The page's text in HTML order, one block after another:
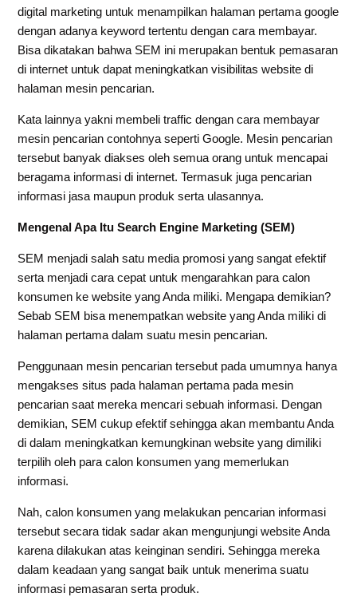
digital marketing untuk menampilkan halaman pertama google
dengan adanya keyword tertentu dengan cara membayar.
Bisa dikatakan bahwa SEM ini merupakan bentuk pemasaran
di internet untuk dapat meningkatkan visibilitas website di
halaman mesin pencarian.
Kata lainnya yakni membeli traffic dengan cara membayar
mesin pencarian contohnya seperti Google. Mesin pencarian
tersebut banyak diakses oleh semua orang untuk mencapai
beragama informasi di internet. Termasuk juga pencarian
informasi jasa maupun produk serta ulasannya.
Mengenal Apa Itu Search Engine Marketing (SEM)
SEM menjadi salah satu media promosi yang sangat efektif
serta menjadi cara cepat untuk mengarahkan para calon
konsumen ke website yang Anda miliki. Mengapa demikian?
Sebab SEM bisa menempatkan website yang Anda miliki di
halaman pertama dalam suatu mesin pencarian.
Penggunaan mesin pencarian tersebut pada umumnya hanya
mengakses situs pada halaman pertama pada mesin
pencarian saat mereka mencari sebuah informasi. Dengan
demikian, SEM cukup efektif sehingga akan membantu Anda
di dalam meningkatkan kemungkinan website yang dimiliki
terpilih oleh para calon konsumen yang memerlukan
informasi.
Nah, calon konsumen yang melakukan pencarian informasi
tersebut secara tidak sadar akan mengunjungi website Anda
karena dilakukan atas keinginan sendiri. Sehingga mereka
dalam keadaan yang sangat baik untuk menerima suatu
informasi pemasaran serta produk.